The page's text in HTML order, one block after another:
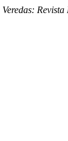
Veredas: